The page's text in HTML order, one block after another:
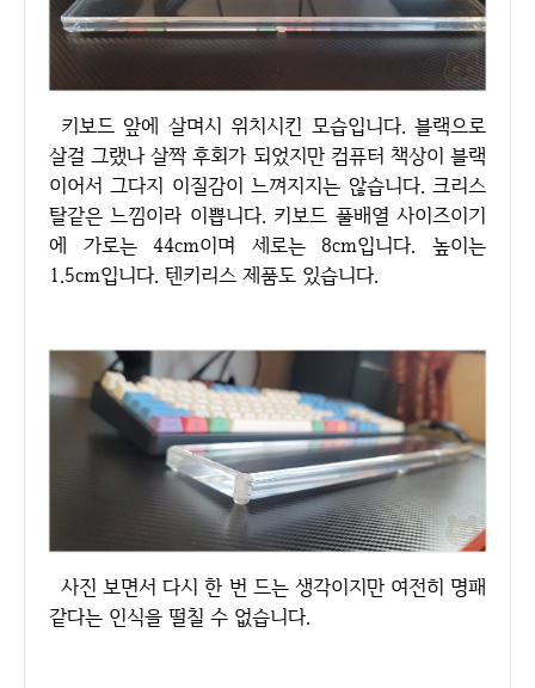
키보드 앞에 살며시 위치시킨 모습입니다. 블랙으로
살걸 그랬나 살짝 후회가 되었지만 컴퓨터 책상이 블랙
이어서 그다지 이질감이 느껴지지는 않습니다. 크리스
탈같은 느낌이라 이쁩니다. 키보드 풀배열 사이즈이기
에 가로는 44cm이며 세로는 8cm입니다. 높이는
1.5cm입니다. 텐키리스 제품도 있습니다.
사진 보면서 다시 한 번 드는 생각이지만 여전히 명패
같다는 인식을 떨칠 수 없습니다.